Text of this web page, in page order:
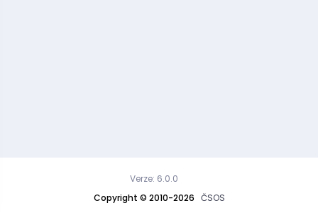
Copyright © 2010-2026 ČSOS
Verze: 6.0.0